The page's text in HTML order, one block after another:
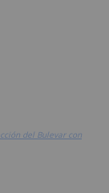
del Bulevar con